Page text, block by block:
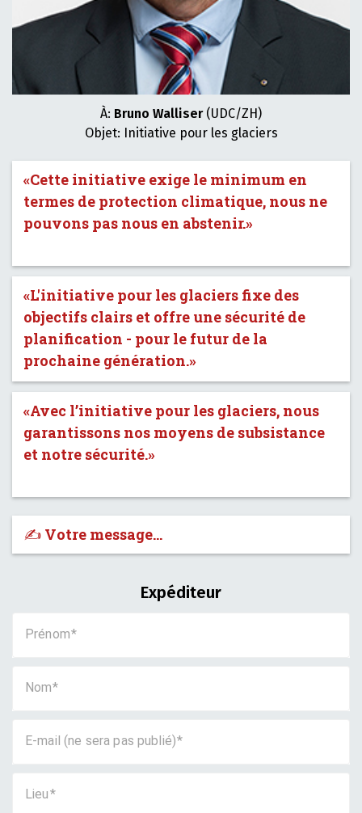
À: Bruno Walliser(UDC/ZH)
Objet: Initiative pour les glaciers
«Cette initiative exige le minimum en
termes de protection climatique, nous ne
pouvons pas nous en abstenir.»
«L'initiative pour les glaciers fixe des
objectifs clairs et offre une sécurité de
planification - pour le futur de la
prochaine génération.»
«Avec l’initiative pour les glaciers, nous
garantissons nos moyens de subsistance
et notre sécurité.»
✍️ Votre message…
Expéditeur
Prénom
Nom
E-mail (ne sera pas publié)
Lieu